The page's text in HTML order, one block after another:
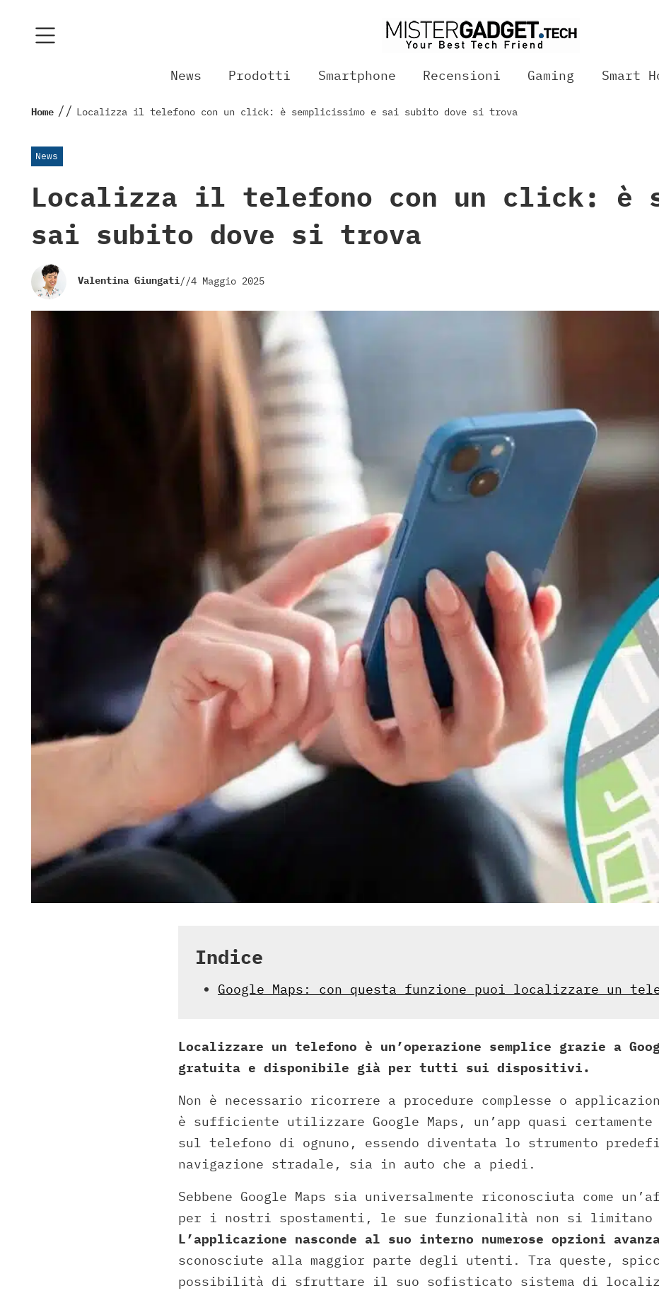
News Prodotti Smartphone Recensioni Gaming Smart
Home // Localizza il telefono con un click: è semplicissimo e sai subito dove si trova
News
Localizza il telefono con un click: è
sai subito dove si trova
Valentina Giungati//4 Maggio 2025
Indice
Google Maps: con questa funzione puoi localizzare un
Localizzare un telefono è un’operazione semplice grazie a
gratuita e disponibile già per tutti sui dispositivi.
Non è necessario ricorrere a procedure complesse o
è sufficiente utilizzare Google Maps, un’app quasi
sul telefono di ognuno, essendo diventata lo strumento
navigazione stradale, sia in auto che a piedi.
Sebbene Google Maps sia universalmente riconosciuta come
per i nostri spostamenti, le sue funzionalità non si limitano
L’applicazione nasconde al suo interno numerose opzioni
sconosciute alla maggior parte degli utenti. Tra queste,
possibilità di sfruttare il suo sofisticato sistema di